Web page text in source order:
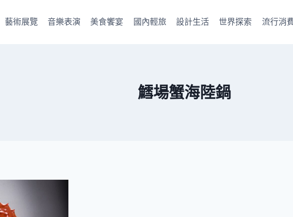
藝術展覽 音樂表演 美食饗宴 國內輕旅 設計生活 世界探索 流行消
鱈場蟹海陸鍋